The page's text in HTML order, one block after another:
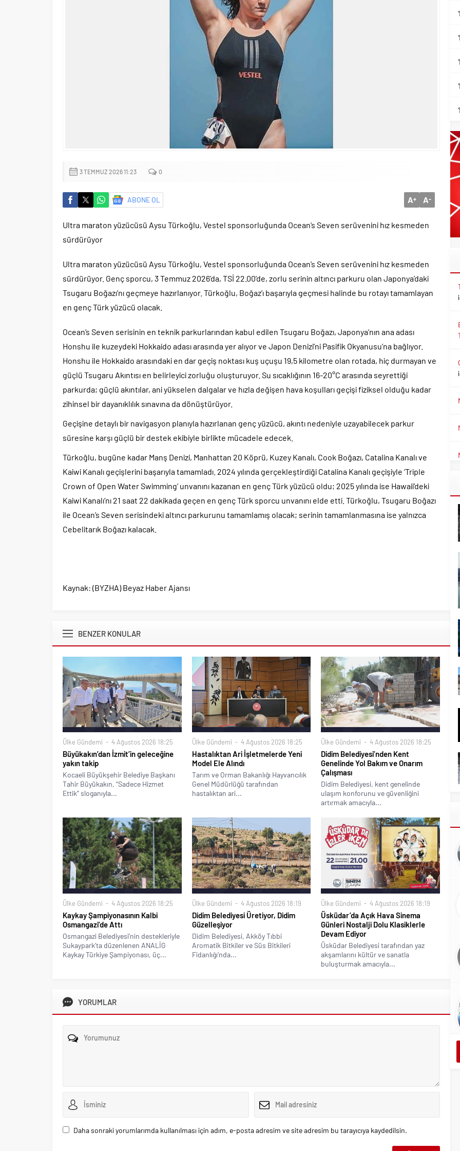
3 TEMMUZ 2026 11:23 0
ABONE OL A+ A-
Ultra maraton yüzücüsü Aysu Türkoğlu, Vestel sponsorluğunda Ocean’s Seven serüvenini hız kesmeden
sürdürüyor
Ultra maraton yüzücüsü Aysu Türkoğlu, Vestel sponsorluğunda Ocean’s Seven serüvenini hız kesmeden
sürdürüyor. Genç sporcu, 3 Temmuz 2026’da, TSİ 22.00’de, zorlu serinin altıncı parkuru olan Japonya’daki
Tsugaru Boğazı’nı geçmeye hazırlanıyor. Türkoğlu, Boğaz’ı başarıyla geçmesi halinde bu rotayı tamamlayan
en genç Türk yüzücü olacak.
Ocean’s Seven serisinin en teknik parkurlarından kabul edilen Tsugaru Boğazı, Japonya’nın ana adası
Honshu ile kuzeydeki Hokkaido adası arasında yer alıyor ve Japon Denizi’ni Pasifik Okyanusu’na bağlıyor.
Honshu ile Hokkaido arasındaki en dar geçiş noktası kuş uçuşu 19,5 kilometre olan rotada, hiç durmayan ve
güçlü Tsugaru Akıntısı en belirleyici zorluğu oluşturuyor. Su sıcaklığının 16-20°C arasında seyrettiği
parkurda; güçlü akıntılar, ani yükselen dalgalar ve hızla değişen hava koşulları geçişi fiziksel olduğu kadar
zihinsel bir dayanıklılık sınavına da dönüştürüyor.
Geçişine detaylı bir navigasyon planıyla hazırlanan genç yüzücü, akıntı nedeniyle uzayabilecek parkur
süresine karşı güçlü bir destek ekibiyle birlikte mücadele edecek.
Türkoğlu, bugüne kadar Manş Denizi, Manhattan 20 Köprü, Kuzey Kanalı, Cook Boğazı, Catalina Kanalı ve
Kaiwi Kanalı geçişlerini başarıyla tamamladı. 2024 yılında gerçekleştirdiği Catalina Kanalı geçişiyle ‘Triple
Crown of Open Water Swimming’ unvanını kazanan en genç Türk yüzücü oldu; 2025 yılında ise Hawaii’deki
Kaiwi Kanalı’nı 21 saat 22 dakikada geçen en genç Türk sporcu unvanını elde etti. Türkoğlu, Tsugaru Boğazı
ile Ocean’s Seven serisindeki altıncı parkurunu tamamlamış olacak; serinin tamamlanmasına ise yalnızca
Cebelitarık Boğazı kalacak.
Kaynak: (BYZHA) Beyaz Haber Ajansı
BENZER KONULAR
Ülke Gündemi 4 Ağustos 2026 18:25
Büyükakın’dan İzmit’in geleceğine
yakın takip
Kocaeli Büyükşehir Belediye Başkanı
Tahir Büyükakın, “Sadece Hizmet
Ettik” sloganıyla...
Ülke Gündemi 4 Ağustos 2026 18:25
Hastalıktan Ari İşletmelerde Yeni
Model Ele Alındı
Tarım ve Orman Bakanlığı Hayvancılık
Genel Müdürlüğü tarafından
hastalıktan ari...
Ülke Gündemi 4 Ağustos 2026 18:25
Didim Belediyesi’nden Kent
Genelinde Yol Bakım ve Onarım
Çalışması
Didim Belediyesi, kent genelinde
ulaşım konforunu ve güvenliğini
artırmak amacıyla...
Ülke Gündemi 4 Ağustos 2026 18:25
Kaykay Şampiyonasının Kalbi
Osmangazi’de Attı
Osmangazi Belediyesi’nin destekleriyle
Sukaypark’ta düzenlenen ANALİG
Kaykay Türkiye Şampiyonası, üç...
Ülke Gündemi 4 Ağustos 2026 18:19
Didim Belediyesi Üretiyor, Didim
Güzelleşiyor
Didim Belediyesi, Akköy Tıbbi
Aromatik Bitkiler ve Süs Bitkileri
Fidanlığı’nda...
Ülke Gündemi 4 Ağustos 2026 18:19
Üsküdar’da Açık Hava Sinema
Günleri Nostalji Dolu Klasiklerle
Devam Ediyor
Üsküdar Belediyesi tarafından yaz
akşamlarını kültür ve sanatla
buluşturmak amacıyla...
YORUMLAR
Daha sonraki yorumlarımda kullanılması için adım, e-posta adresim ve site adresim bu tarayıcıya kaydedilsin.